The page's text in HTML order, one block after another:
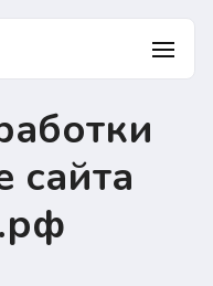
сайта